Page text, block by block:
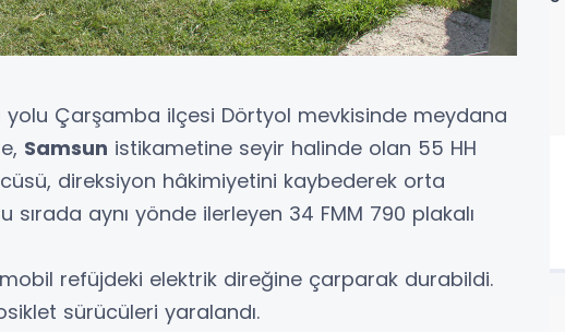
Çarşamba ilçesi Dörtyol mevkisinde meydana
Samsun istikametine seyir halinde olan 55 HH
direksiyon hâkimiyetini kaybederek orta
sırada aynı yönde ilerleyen 34 FMM 790 plakalı
refüjdeki elektrik direğine çarparak durabildi.
sürücüleri yaralandı.